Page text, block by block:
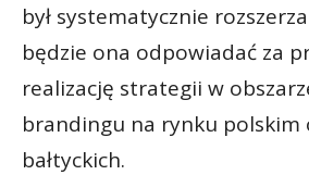
był systematycznie
będzie ona odpowiadać za
realizację strategii w
brandingu na rynku polskim
bałtyckich.